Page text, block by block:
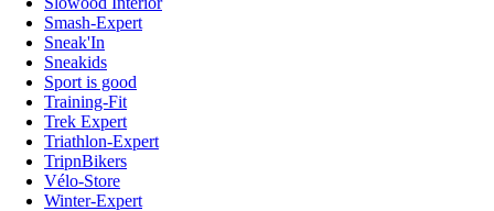
Smash-Expert
Sneak'In
Sneakids
Sport is good
Training-Fit
Trek Expert
Triathlon-Expert
TripnBikers
Vélo-Store
Winter-Expert